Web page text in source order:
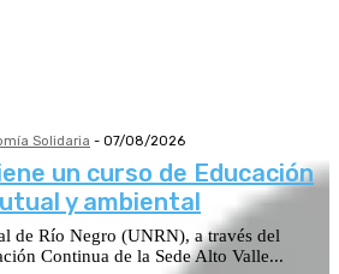
Solidaria - 07/08/2026
un curso de Educación
y ambiental
de Río Negro (UNRN), a través del
Continua de la Sede Alto Valle...